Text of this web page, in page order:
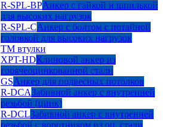
R-SPL-BPАнкер с гайкой и шпилькой
для высоких нагрузок
R-SPL-CАнкер с болтом с потайной
головкой для высоких нагрузок
TM втулки
XPT-HDКлиновой анкер из
горячеоцинкованной стали
GSАнкер для подвесных потолков
R-DCAЗабивной анкер с внутренней
резьбой (цинк)
R-DCLЗабивной анкер с внутренней
резьбой с воротником из оц. стали